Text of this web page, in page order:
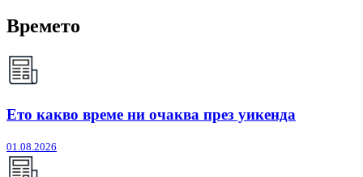
Времето
Ето какво време ни очаква през уикенда
01.08.2026